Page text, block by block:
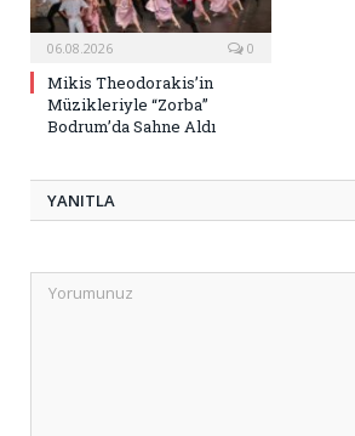
06.08.2026 0
Mikis Theodorakis’in
Müzikleriyle “Zorba”
Bodrum’da Sahne Aldı
YANITLA